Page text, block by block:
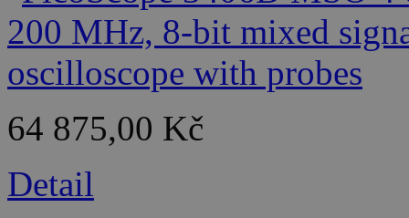
64 875,00 Kč
Detail